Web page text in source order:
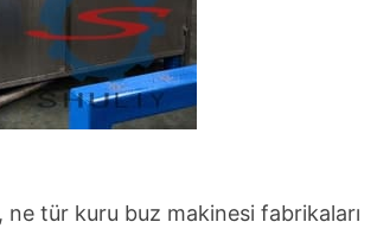
tür kuru buz makinesi fabrikaları